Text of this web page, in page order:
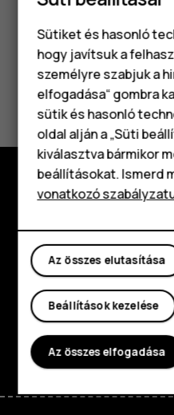
Klasszikus
Tartozékok
Táblagépek
Hasznosnak
Igen Nem
Fedezd fel
Rólunk
Planet and people
Támogatás
FacebookInstagram
Tiktok
Sütiket és hasonló
hogy javítsuk a
személyre szabjuk a
elfogadása“ gombra
sütik és hasonló
oldal alján a „Süti
kiválasztva bármikor
beállításokat. Ismerd
vonatkozó
Az összes elutasítása
Beállítások kezelése
Az összes elfogadása